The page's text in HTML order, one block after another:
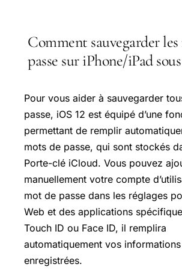
Comment sauvegarder
passe sur iPhone/iPad
Pour vous aider à sauvegarder
passe, iOS 12 est équipé d’une
permettant de remplir
mots de passe, qui sont stockés
Porte-clé iCloud. Vous pouvez
manuellement votre compte
mot de passe dans les réglages
Web et des applications
Touch ID ou Face ID, il remplira
automatiquement vos
enregistrées.